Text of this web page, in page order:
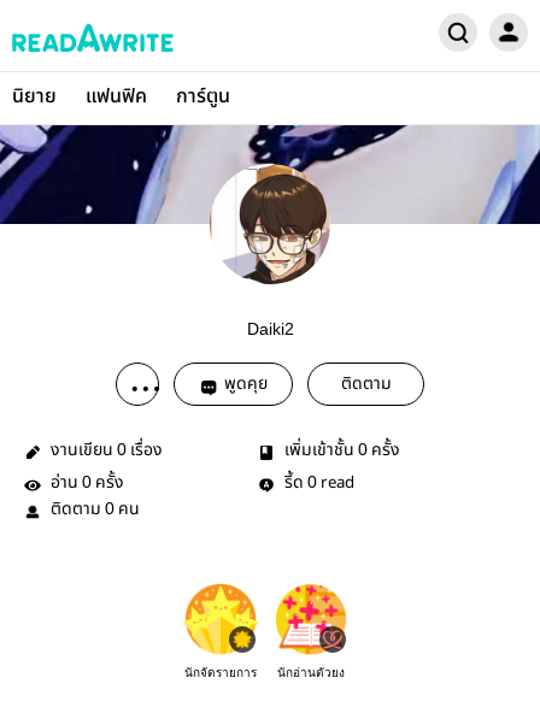
นิยาย แฟนฟิค การ์ตูน
Daiki2
พูดคุย ติดตาม
งานเขียน 0 เรื่อง เพิ่มเข้าชั้น 0 ครั้ง
อ่าน 0 ครั้ง รี้ด 0 read
ติดตาม 0 คน
นักจัดรายการ นักอ่านตัวยง